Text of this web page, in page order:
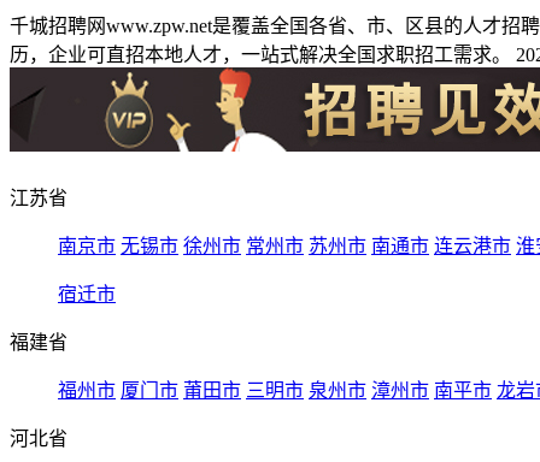
千城招聘网www.zpw.net是覆盖全国各省、市、区县的人才
历，企业可直招本地人才，一站式解决全国求职招工需求。
江苏省
南京市 无锡市 徐州市 常州市 苏州市 南通市 连云港市 淮
宿迁市
福建省
福州市 厦门市 莆田市 三明市 泉州市 漳州市 南平市 龙岩
河北省